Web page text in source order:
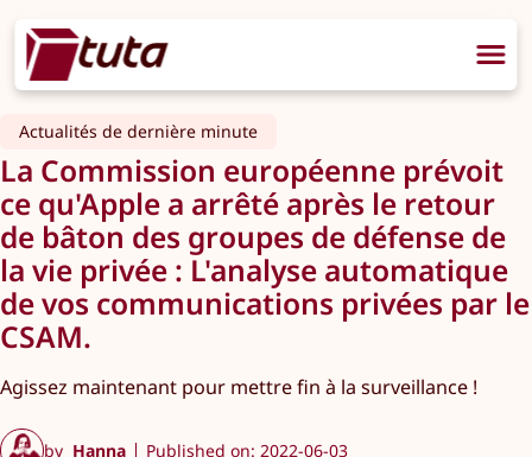
Actualités de dernière minute
La Commission européenne prévoit
ce qu'Apple a arrêté après le retour
de bâton des groupes de défense de
la vie privée : L'analyse automatique
de vos communications privées par le
CSAM.
Agissez maintenant pour mettre fin à la surveillance !
by Hanna Published on: 2022-06-03